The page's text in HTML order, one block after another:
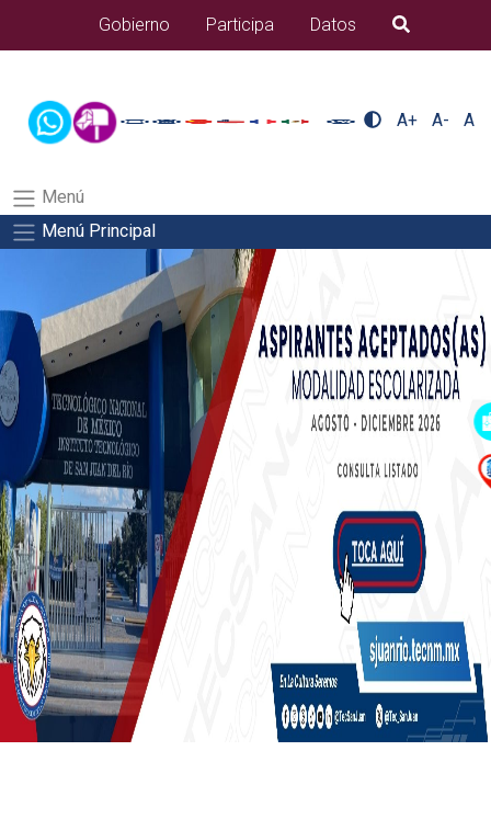
docentes/pdfSalida del comando:
Gobierno Participa Datos B�squeda
A+ A- A
Menú
Menú Principal